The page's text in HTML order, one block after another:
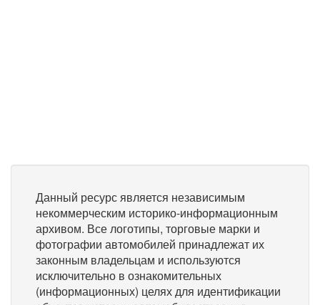
Данный ресурс является независимым
некоммерческим историко-информационным
архивом. Все логотипы, торговые марки и
фотографии автомобилей принадлежат их
законным владельцам и используются
исключительно в ознакомительных
(информационных) целях для идентификации